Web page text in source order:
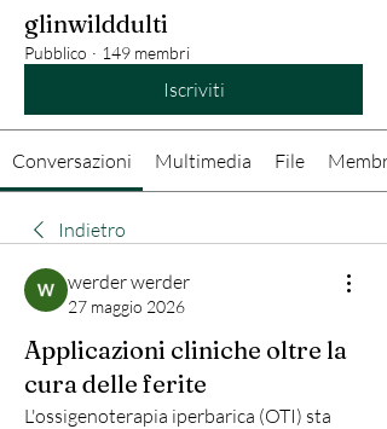
glinwilddulti
Pubblico · 149 membri
Iscriviti
Conversazioni Multimedia File Membri
Indietro
werder werder
27 maggio 2026
Applicazioni cliniche oltre la
cura delle ferite
L'ossigenoterapia iperbarica (OTI) sta